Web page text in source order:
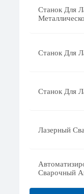
Станок Для
Станок Для
Станок Для
Лазерный
Сварочный